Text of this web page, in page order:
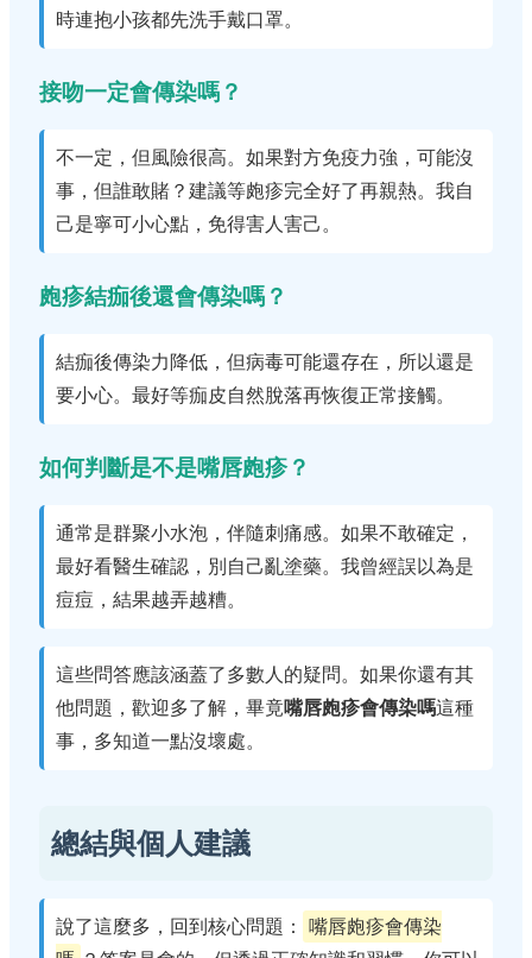
時連抱小孩都先洗手戴口罩。
接吻一定會傳染嗎？
不一定，但風險很高。如果對方免疫力強，可能沒
事，但誰敢賭？建議等皰疹完全好了再親熱。我自
己是寧可小心點，免得害人害己。
皰疹結痂後還會傳染嗎？
結痂後傳染力降低，但病毒可能還存在，所以還是
要小心。最好等痂皮自然脫落再恢復正常接觸。
如何判斷是不是嘴唇皰疹？
通常是群聚小水泡，伴隨刺痛感。如果不敢確定，
最好看醫生確認，別自己亂塗藥。我曾經誤以為是
痘痘，結果越弄越糟。
這些問答應該涵蓋了多數人的疑問。如果你還有其
他問題，歡迎多了解，畢竟嘴唇皰疹會傳染嗎這種
事，多知道一點沒壞處。
總結與個人建議
說了這麼多，回到核心問題：
嘴唇皰疹會傳染